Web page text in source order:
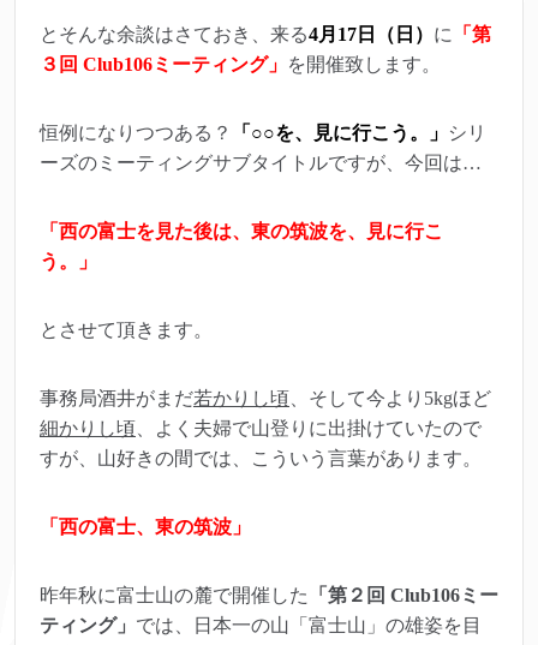
とそんな余談はさておき、来る4月17日（日） に
「第
３回 Club106ミーティング」 を開催致します。
恒例になりつつある？ 「○○を、見に行こう。」 シリ
ーズのミーティングサブタイトルですが、今回は…
「西の富士を見た後は、東の筑波を、見に行こ
う。」
とさせて頂きます。
事務局酒井がまだ若かりし頃 、そして今より5kgほど
細かりし頃 、よく夫婦で山登りに出掛けていたので
すが、山好きの間では、こういう言葉があります。
「西の富士、東の筑波」
昨年秋に富士山の麓で開催した
「第２回 Club106ミー
ティング」 では、日本一の山「富士山」の雄姿を目